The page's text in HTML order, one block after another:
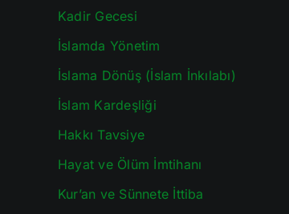
Kadir Gecesi
İslamda Yönetim
İslama Dönüş (İslam İnkılabı)
İslam Kardeşliği
Hakkı Tavsiye
Hayat ve Ölüm İmtihanı
Kur’an ve Sünnete İttiba